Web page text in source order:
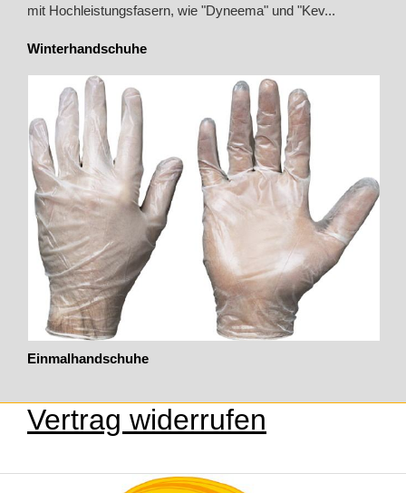
mit Hochleistungsfasern, wie "Dyneema" und "Kev...
Winterhandschuhe
Einmalhandschuhe
Vertrag widerrufen